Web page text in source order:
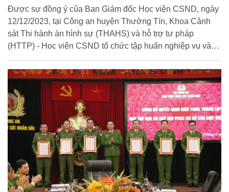
Nội
Được sự đồng ý của Ban Giám đốc Học viện CSND, ngày
12/12/2023, tại Công an huyện Thường Tín, Khoa Cảnh
sát Thi hành án hình sự (THAHS) và hỗ trợ tư pháp
(HTTP) - Học viện CSND tổ chức tập huấn nghiệp vụ và
tái hòa nhập cộng đồng cho cán bộ, chiến sĩ Công an
huyện và đại diện các cơ quan, ban, ngành, người chấp
hành án hình sự tại cộng đồng trên địa bàn huyện Thường
Tín.